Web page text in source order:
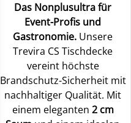
Das Nonplusultra für
Event-Profis und
Gastronomie. Unsere
Trevira CS Tischdecke
vereint höchste
Brandschutz-Sicherheit mit
nachhaltiger Qualität. Mit
einem eleganten 2 cm